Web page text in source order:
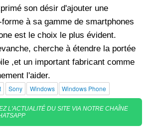
son désir d'ajouter une
à sa gamme de smartphones
est le choix le plus évident.
cherche à étendre la portée
,et un important fabricant comme
l'aider.
Sony Windows Windows Phone
L'ACTUALITÉ DU SITE VIA NOTRE CHAÎNE